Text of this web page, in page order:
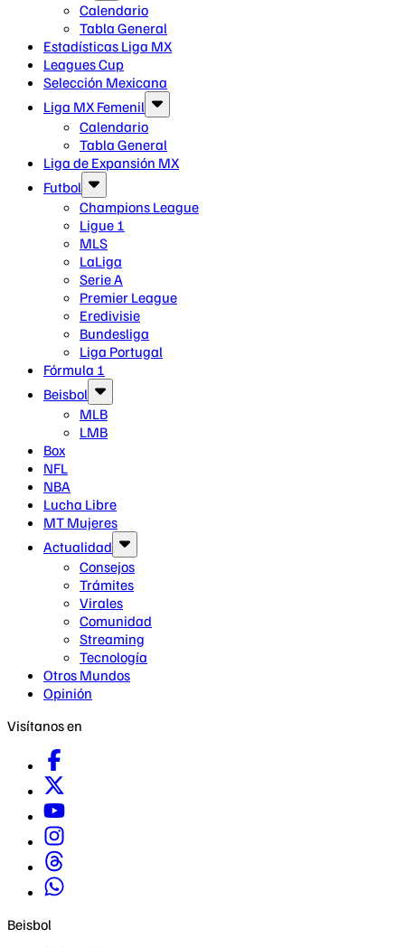
Calendario
Tabla General
Estadísticas Liga MX
Leagues Cup
Selección Mexicana
Liga MX Femenil
Calendario
Tabla General
Liga de Expansión MX
Futbol
Champions League
Ligue 1
MLS
LaLiga
Serie A
Premier League
Eredivisie
Bundesliga
Liga Portugal
Fórmula 1
Beisbol
MLB
LMB
Box
NFL
NBA
Lucha Libre
MT Mujeres
Actualidad
Consejos
Trámites
Virales
Comunidad
Streaming
Tecnología
Otros Mundos
Opinión
Visítanos en
Beisbol